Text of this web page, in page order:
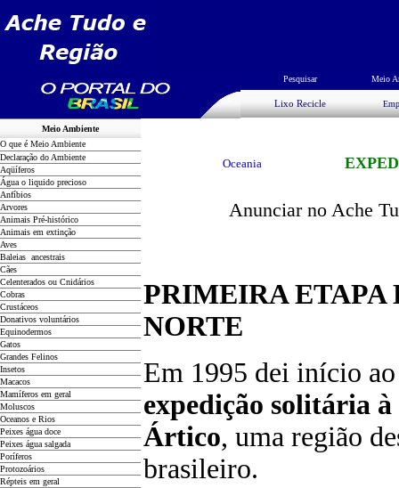
Pesquisar Meio
Lixo Recicle
Meio Ambiente
O que é Meio Ambiente
Declaração do Ambiente
Aqüíferos
Água o liquido precioso
Anfíbios
Arvores
Animais Pré-histórico
Animais em extinção
Aves
Baleias ancestrais
Cães
Celenterados ou Cnidários
Cobras
Crustáceos
Donativos voluntários
Equinodermos
Gatos
Grandes Felinos
Insetos
Macacos
Mamíferos em geral
Moluscos
Oceanos e Rios
Peixes água doce
Peixes água salgada
Poríferos
Protozoários
Répteis em geral
Oceania
Anunciar no Ache
PRIMEIRA ETAPA
NORTE
Em 1995 dei início
expedição solitária
Ártico, uma região
brasileiro.